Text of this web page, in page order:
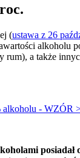
(ustawa z 26
alkoholu
a także
alkoholu - WZÓR
posiadał